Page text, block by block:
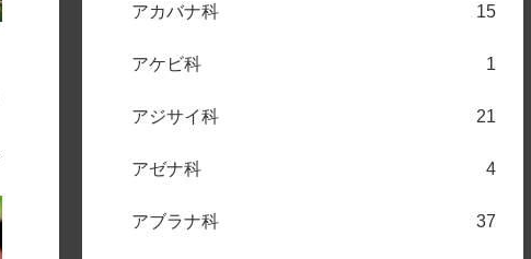
アカバナ科 15
アケビ科 1
アジサイ科 21
アゼナ科 4
アブラナ科 37